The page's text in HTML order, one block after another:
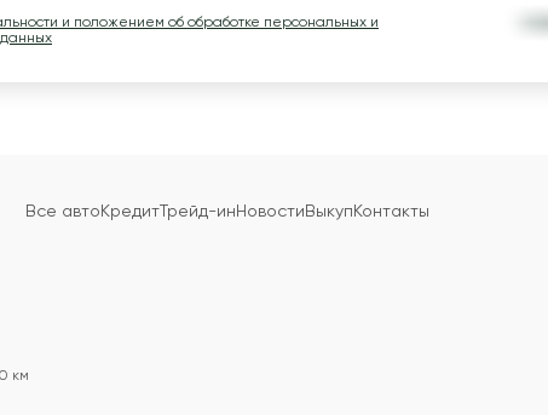
и положением об обработке персональных и
Все автоКредитТрейд-инНовостиВыкупКонтакты
км